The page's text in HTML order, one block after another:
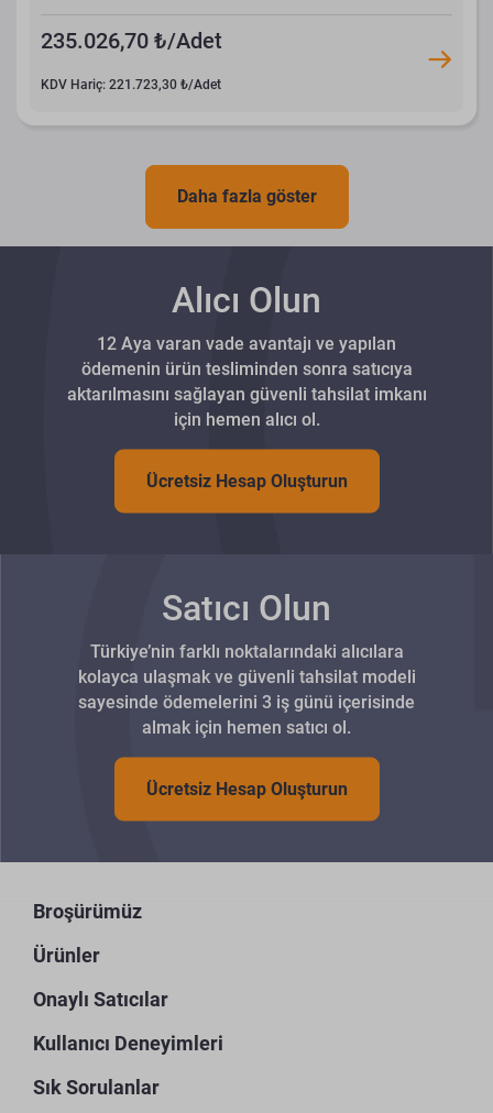
235.026,70 ₺/Adet
KDV Hariç: 221.723,30 ₺/Adet
Daha fazla göster
Alıcı Olun
12 Aya varan vade avantajı ve yapılan
ödemenin ürün tesliminden sonra satıcıya
aktarılmasını sağlayan güvenli tahsilat imkanı
için hemen alıcı ol.
Ücretsiz Hesap Oluşturun
Satıcı Olun
Türkiye’nin farklı noktalarındaki alıcılara
kolayca ulaşmak ve güvenli tahsilat modeli
sayesinde ödemelerini 3 iş günü içerisinde
almak için hemen satıcı ol.
Ücretsiz Hesap Oluşturun
Broşürümüz
Ürünler
Onaylı Satıcılar
Kullanıcı Deneyimleri
Sık Sorulanlar